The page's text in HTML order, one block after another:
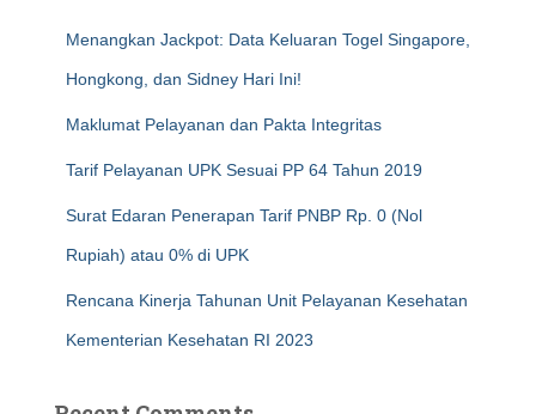
Menangkan Jackpot: Data Keluaran Togel Singapore,
Hongkong, dan Sidney Hari Ini!
Maklumat Pelayanan dan Pakta Integritas
Tarif Pelayanan UPK Sesuai PP 64 Tahun 2019
Surat Edaran Penerapan Tarif PNBP Rp. 0 (Nol
Rupiah) atau 0% di UPK
Rencana Kinerja Tahunan Unit Pelayanan Kesehatan
Kementerian Kesehatan RI 2023